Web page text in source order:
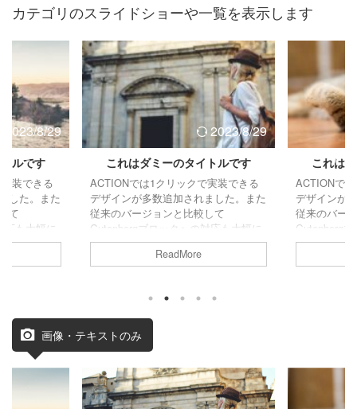
カテゴリのスライドショーや一覧を表示します
2023/8/29
ルです
装できる
した。また
て
も大幅に
2023/8/29
これはダミーのタイトルです
ACTIONでは1クリックで実装できる
デザインが多数追加されました。また
従来のバージョンと比較して
Gutenbergブロックへの対応も大幅に
強化されています。
ReadMore
これは
ACTIONで
デザインが
従来のバー
Gutenberg
強化されて
画像・テキストのみ